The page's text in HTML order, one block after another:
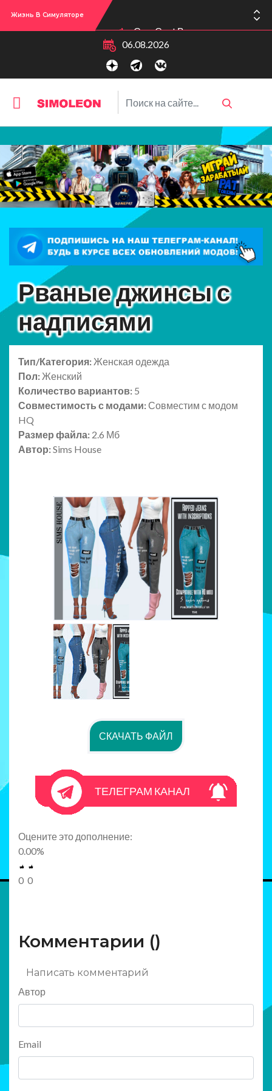
Жизнь В Симуляторе
06.08.2026
Рваные джинсы с
надписями
Тип/Категория: Женская одежда
Пол: Женский
Количество вариантов: 5
Совместимость с модами: Совместим с модом
HQ
Размер файла: 2.6 Мб
Автор:Sims House
СКАЧАТЬ ФАЙЛ
ТЕЛЕГРАМ КАНАЛ
Оцените это дополнение:
0.00%
0 0
Комментарии ()
Написать комментарий
Автор
Email